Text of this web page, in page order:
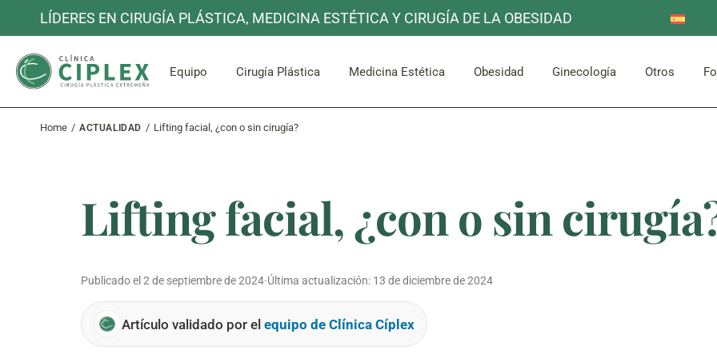
the
LÍDERES EN CIRUGÍA PLÁSTICA, MEDICINA ESTÉTICA Y CIRUGÍA DE LA OBESIDAD
Equipo Cirugía Plástica Medicina Estética Obesidad Ginecología Otros
Mama
Reducción de Estómago
Bypass Gástrico
Otros
Home ACTUALIDAD Lifting facial, ¿con o sin cirugía?
Lifting facial, ¿con o sin
Publicado el 2 de septiembre de 2024·Última actualización: 13 de diciembre de 2024
Artículo validado por el equipo de Clínica Cíplex